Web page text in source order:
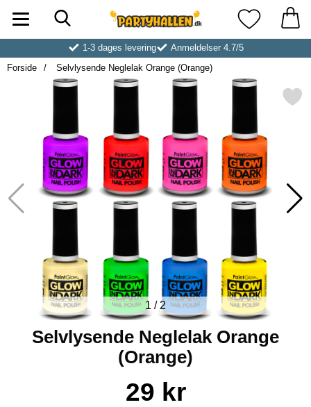
Startside for Partyhallen AB Mine
1-3 dages levering
Anmeldelser 4.7/5
Forside
Selvlysende Neglelak Orange (Orange)
Markér selvlysende Neglelak
1 / 2
Selvlysende Neglelak Orange
(Orange)
Køb dette produkt Selvlysende Neglelak Orange
pris
29 kr